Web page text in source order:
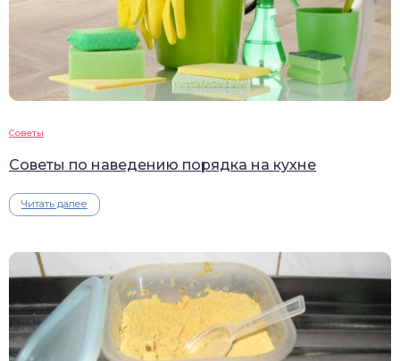
Советы
Советы по наведению порядка на кухне
Читать далее